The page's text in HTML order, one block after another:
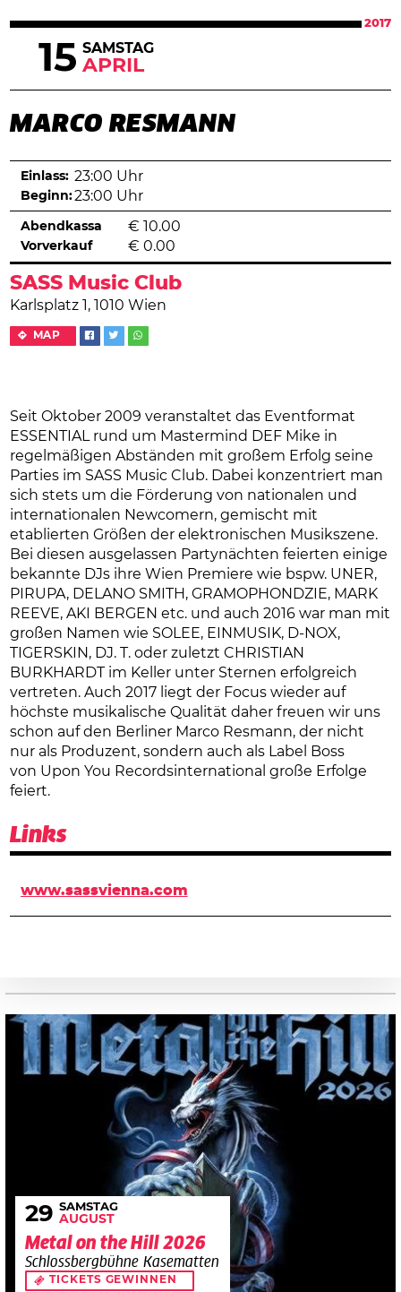
2017
15 SAMSTAG
APRIL
MARCO RESMANN
SASS Music Club
Karlsplatz 1, 1010 Wien
MAP
Einlass: 23:00 Uhr
Beginn:23:00 Uhr
Abendkassa € 10.00
Vorverkauf € 0.00
Seit Oktober 2009 veranstaltet das Eventformat
ESSENTIAL rund um Mastermind DEF Mike in
regelmäßigen Abständen mit großem Erfolg seine
Parties im SASS Music Club. Dabei konzentriert man
sich stets um die Förderung von nationalen und
internationalen Newcomern, gemischt mit
etablierten Größen der elektronischen Musikszene.
Bei diesen ausgelassen Partynächten feierten einige
bekannte DJs ihre Wien Premiere wie bspw. UNER,
PIRUPA, DELANO SMITH, GRAMOPHONDZIE, MARK
REEVE, AKI BERGEN etc. und auch 2016 war man mit
großen Namen wie SOLEE, EINMUSIK, D-NOX,
TIGERSKIN, DJ. T. oder zuletzt CHRISTIAN
BURKHARDT im Keller unter Sternen erfolgreich
vertreten. Auch 2017 liegt der Focus wieder auf
höchste musikalische Qualität daher freuen wir uns
schon auf den Berliner Marco Resmann, der nicht
nur als Produzent, sondern auch als Label Boss
von Upon You Recordsinternational große Erfolge
feiert.
Links
www.sassvienna.com
29 SAMSTAG
AUGUST
Metal on the Hill 2026
Schlossbergbühne Kasematten
TICKETS GEWINNEN